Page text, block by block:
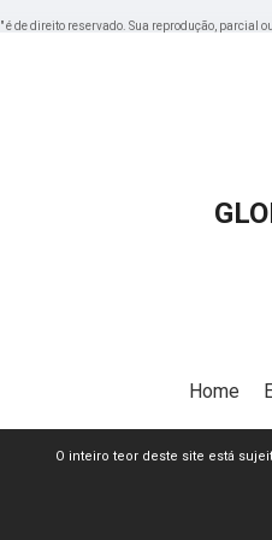
" é de direito reservado. Sua reprodução, parcial
Home
O inteiro teor deste site está